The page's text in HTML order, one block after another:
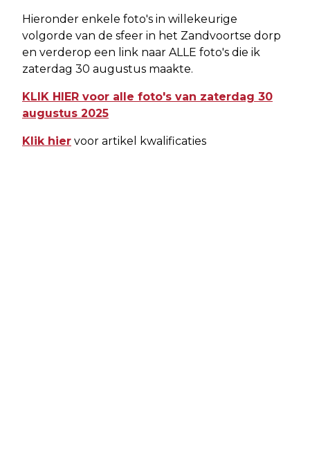
Hieronder enkele foto's in willekeurige
volgorde van de sfeer in het Zandvoortse dorp
en verderop een link naar ALLE foto's die ik
zaterdag 30 augustus maakte.
KLIK HIER voor alle foto's van zaterdag 30
augustus 2025
Klik hier voor artikel kwalificaties